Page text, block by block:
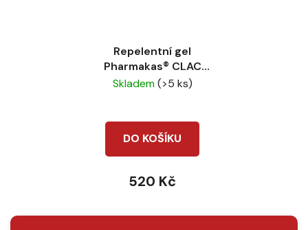
Repelentní gel
Pharmakas® CLAC
500ml
Skladem(>5 ks)
DO KOŠÍKU
520 Kč